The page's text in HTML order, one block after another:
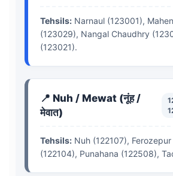
Tehsils: Narnaul (123001),
(123029), Nangal Chaudhry
(123021).
📍 Nuh / Mewat (नूंह /
मेवात)
Tehsils: Nuh (122107),
(122104), Punahana (122508),